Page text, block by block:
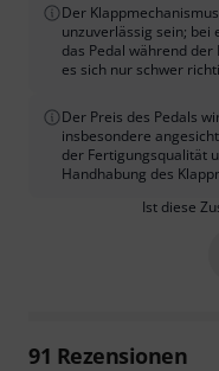
Der
unzuverlässig sein; bei
das Pedal während
es sich nur schwer
Der Preis des Pedals
insbesondere
der Fertigungsqualität
Handhabung des
Ist diese
91 Rezensionen